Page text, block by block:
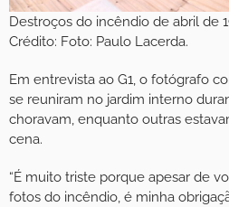
Destroços do incêndio de abril de
Crédito: Foto: Paulo Lacerda.
Em entrevista ao G1, o fotógrafo
se reuniram no jardim interno
choravam, enquanto outras
cena.
“É muito triste porque apesar de
fotos do incêndio, é minha